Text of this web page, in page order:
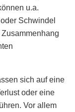
u.a.
Schwindel
sich auf eine
oder eine
Vor allem